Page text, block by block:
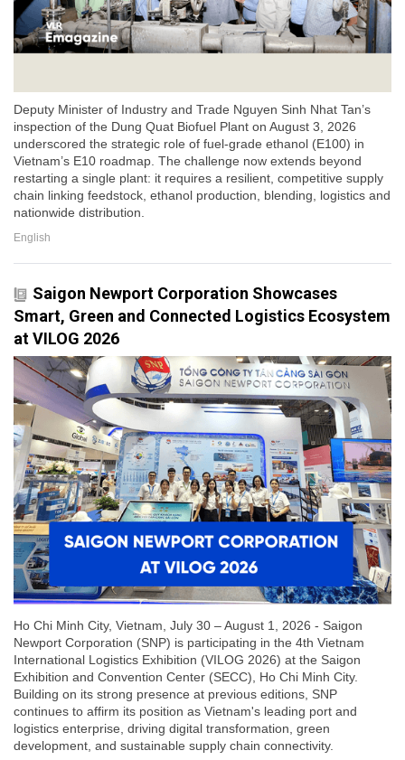
Deputy Minister of Industry and Trade Nguyen Sinh Nhat Tan’s
inspection of the Dung Quat Biofuel Plant on August 3, 2026
underscored the strategic role of fuel-grade ethanol (E100) in
Vietnam’s E10 roadmap. The challenge now extends beyond
restarting a single plant: it requires a resilient, competitive supply
chain linking feedstock, ethanol production, blending, logistics and
nationwide distribution.
English
Saigon Newport Corporation Showcases
Smart, Green and Connected Logistics Ecosystem
at VILOG 2026
Ho Chi Minh City, Vietnam, July 30 – August 1, 2026 - Saigon
Newport Corporation (SNP) is participating in the 4th Vietnam
International Logistics Exhibition (VILOG 2026) at the Saigon
Exhibition and Convention Center (SECC), Ho Chi Minh City.
Building on its strong presence at previous editions, SNP
continues to affirm its position as Vietnam's leading port and
logistics enterprise, driving digital transformation, green
development, and sustainable supply chain connectivity.